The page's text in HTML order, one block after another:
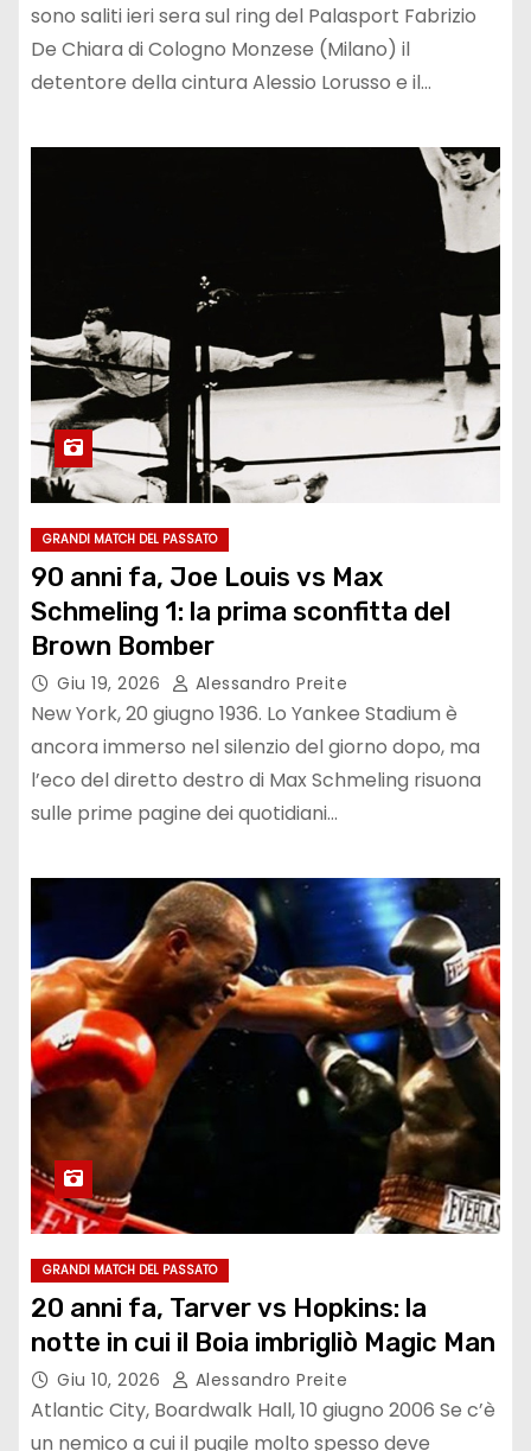
sono saliti ieri sera sul ring del Palasport Fabrizio
De Chiara di Cologno Monzese (Milano) il
detentore della cintura Alessio Lorusso e il…
GRANDI MATCH DEL PASSATO
90 anni fa, Joe Louis vs Max
Schmeling 1: la prima sconfitta del
Brown Bomber
Giu 19, 2026 Alessandro Preite
New York, 20 giugno 1936. Lo Yankee Stadium è
ancora immerso nel silenzio del giorno dopo, ma
l’eco del diretto destro di Max Schmeling risuona
sulle prime pagine dei quotidiani…
GRANDI MATCH DEL PASSATO
20 anni fa, Tarver vs Hopkins: la
notte in cui il Boia imbrigliò Magic Man
Giu 10, 2026 Alessandro Preite
Atlantic City, Boardwalk Hall, 10 giugno 2006 Se c’è
un nemico a cui il pugile molto spesso deve